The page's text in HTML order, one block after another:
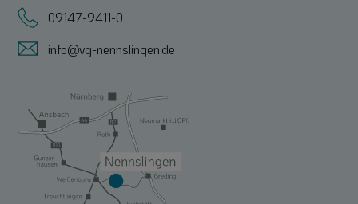
09147-9411-0
info@vg-nennslingen.de